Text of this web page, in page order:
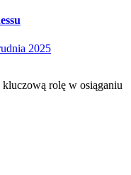
2025
rolę w osiąganiu